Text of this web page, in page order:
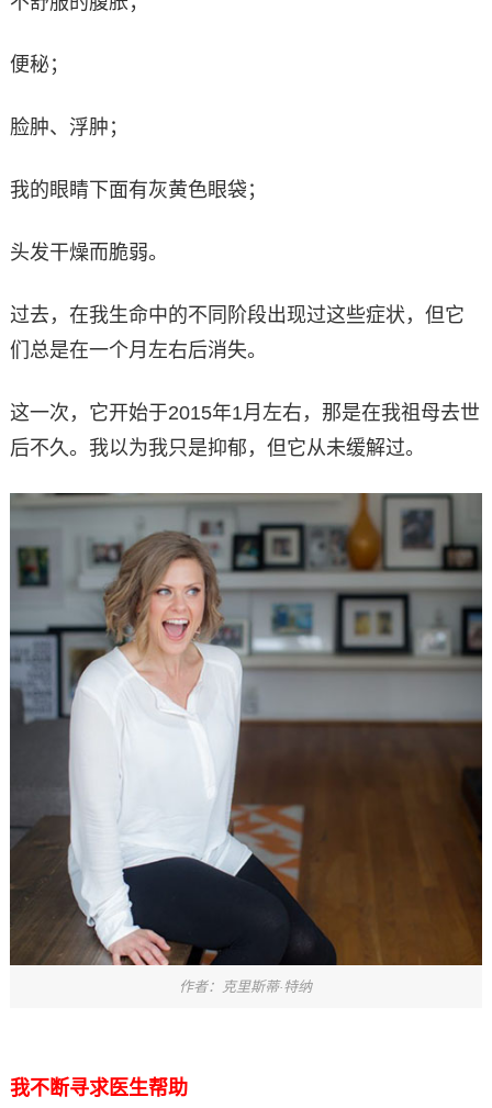
便秘；
脸肿、浮肿；
我的眼睛下面有灰黄色眼袋；
头发干燥而脆弱。
过去，在我生命中的不同阶段出现过这些症状，但它
们总是在一个月左右后消失。
这一次，它开始于2015年1月左右，那是在我祖母去世
后不久。我以为我只是抑郁，但它从未缓解过。
作者：克里斯蒂·特纳
我不断寻求医生帮助